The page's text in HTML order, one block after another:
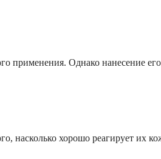
применения. Однако нанесение
насколько хорошо реагирует их